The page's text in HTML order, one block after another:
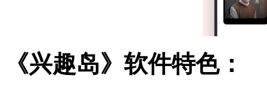
《兴趣岛》软件特色：